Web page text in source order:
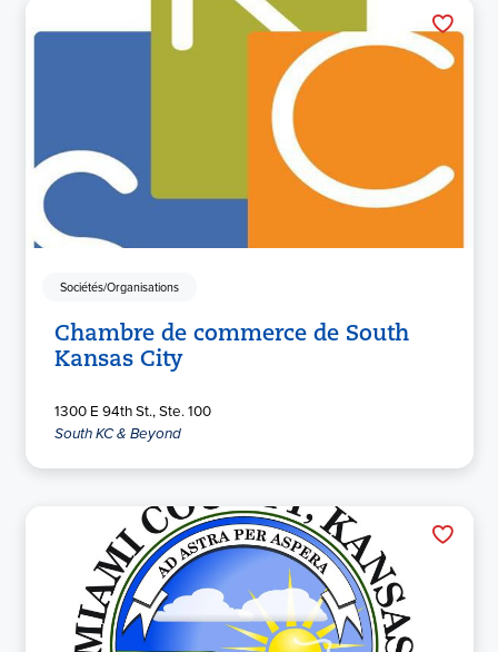
Sociétés/Organisations
Chambre de commerce de South
Kansas City
1300 E 94th St., Ste. 100
South KC & Beyond